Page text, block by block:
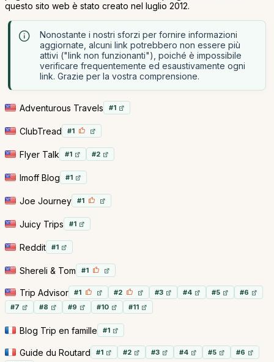
questo sito web è stato creato nel luglio 2012.
Nonostante i nostri sforzi per fornire informazioni
aggiornate, alcuni link potrebbero non essere più
attivi ("link non funzionanti"), poiché è impossibile
verificare frequentemente ed esaustivamente ogni
link. Grazie per la vostra comprensione.
Adventurous Travels #1
ClubTread #1
Flyer Talk #1 #2
Imoff Blog #1
Joe Journey #1
Juicy Trips #1
Reddit #1
Shereli & Tom #1
Trip Advisor #1 #2 #3 #4 #5
#6
#7
#8 #9 #10 #11
Blog Trip en famille #1
Guide du Routard #1 #2 #3 #4 #5
#6